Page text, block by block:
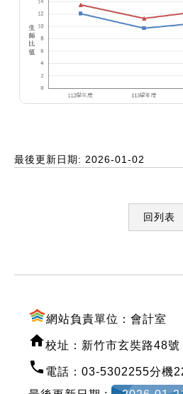
最後更新日期: 2026-01-02
回列表
網站負責單位：會計室
校址：新竹市玄奘路48號
電話：03-5302255分機